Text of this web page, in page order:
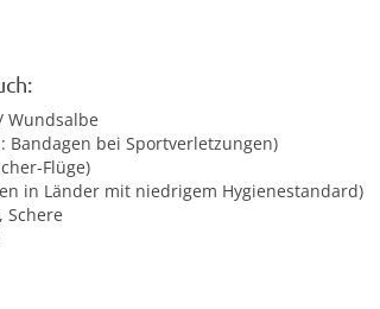
Wundsalbe
Bandagen bei Sportverletzungen)
Flüge)
in Länder mit niedrigem Hygienestandard)
Schere